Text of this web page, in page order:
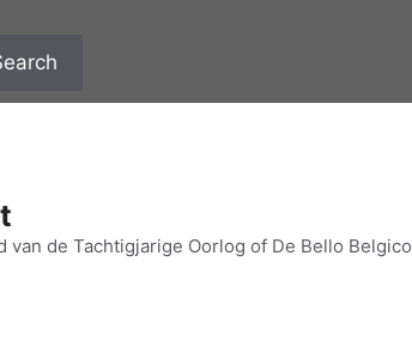
van de Tachtigjarige Oorlog of De Bello Belgico